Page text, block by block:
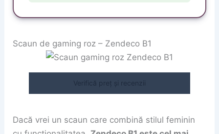
Scaun de gaming roz – Zendeco B1
Verifică preț și recenzii
Dacă vrei un scaun care combină stilul feminin